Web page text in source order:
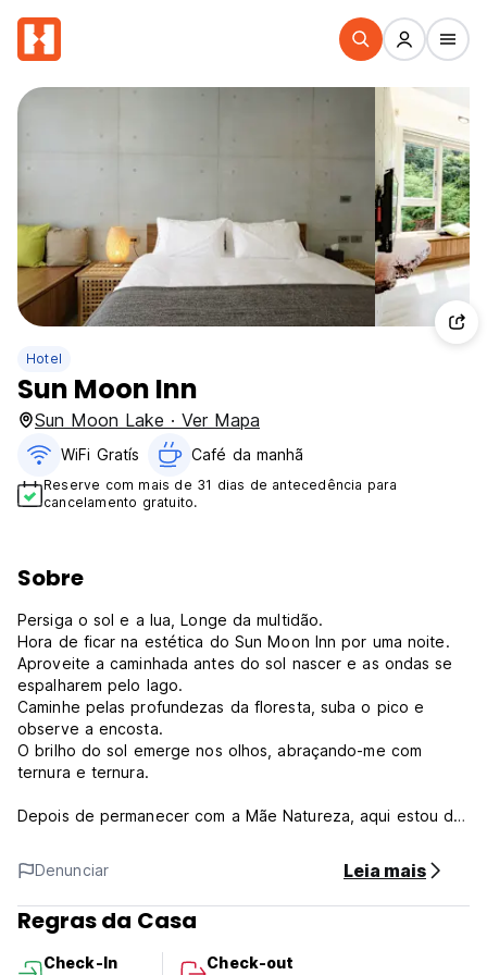
Hotel
Sun Moon Inn
Sun Moon Lake · Ver Mapa
WiFi Gratís Café da manhã
Reserve com mais de 31 dias de antecedência para
cancelamento gratuito.
Sobre
Persiga o sol e a lua, Longe da multidão.
Hora de ficar na estética do Sun Moon Inn por uma noite.
Aproveite a caminhada antes do sol nascer e as ondas se
espalharem pelo lago.
Caminhe pelas profundezas da floresta, suba o pico e
observe a encosta.
O brilho do sol emerge nos olhos, abraçando-me com
ternura e ternura.
Depois de permanecer com a Mãe Natureza, aqui estou de
Construído com Béton brut, destaca-se na vista comum.
Rodeado de verde e azul, mude ligeiramente o seu modo
de trabalho para o bom humor.
Deixe sua alma imersa em nossa casa
Denunciar Leia mais
Regras da Casa
Check-In
Check-out